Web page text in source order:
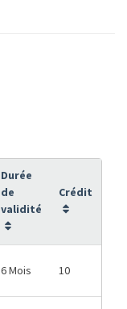
Durée
de
validité
Crédit
6 Mois 10